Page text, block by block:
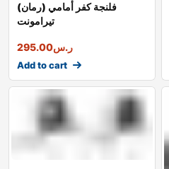
فلنجة كفر أمامي (رمان)
تيرامونت
ر.س295.00
Add to cart